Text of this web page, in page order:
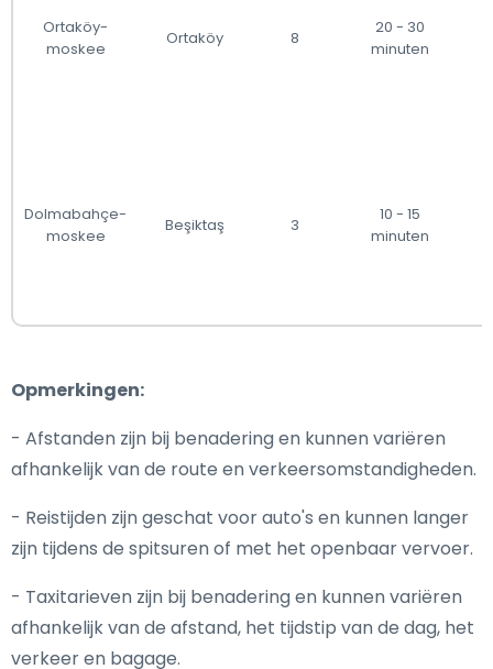
Ortaköy-
moskee
Ortaköy 8
20 - 30
minuten
Dolmabahçe-
moskee
Beşiktaş 3
10 - 15
minuten
Opmerkingen:
- Afstanden zijn bij benadering en kunnen variëren
afhankelijk van de route en verkeersomstandigheden.
- Reistijden zijn geschat voor auto's en kunnen langer
zijn tijdens de spitsuren of met het openbaar vervoer.
- Taxitarieven zijn bij benadering en kunnen variëren
afhankelijk van de afstand, het tijdstip van de dag, het
verkeer en bagage.